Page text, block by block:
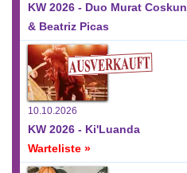
KW 2026 - Duo Murat Coskun
& Beatriz Picas
10.10.2026
KW 2026 - Ki'Luanda
Warteliste »